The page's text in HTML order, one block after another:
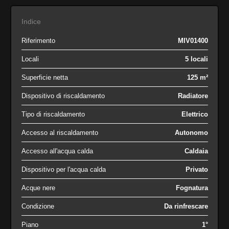
Indice
Riferimento MIV01400
Locali 5 locali
Superficie netta 125 m²
Dispositivo di riscaldamento Radiatore
Tipo di riscaldamento Elettrico
Accesso al riscaldamento Autonomo
Accesso all'acqua calda Caldaia
Dispositivo per l'acqua calda Privato
Acque nere Fognatura
Condizione Da rinfrescare
Piano 1°